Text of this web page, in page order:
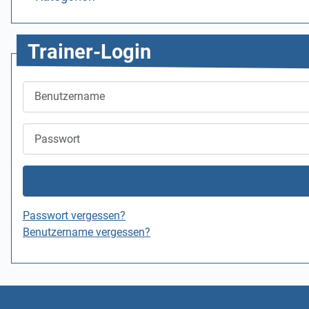
Trainer-Login
Passwort vergessen?
Benutzername vergessen?